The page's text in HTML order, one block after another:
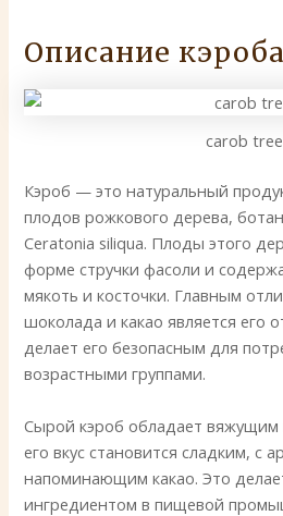
Описание кэроба
carob tree
Кэроб — это натуральный
плодов рожкового дерева,
Ceratonia siliqua. Плоды этого
форме стручки фасоли и
мякоть и косточки. Главным
шоколада и какао является его
делает его безопасным для
возрастными группами.
Сырой кэроб обладает вяжущим
его вкус становится сладким, с
напоминающим какао. Это
ингредиентом в пищевой